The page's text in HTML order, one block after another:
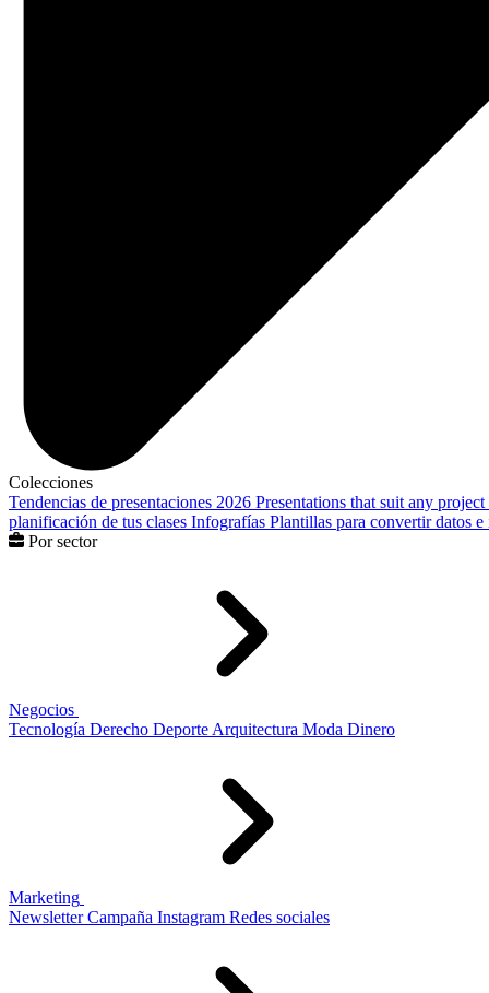
Colecciones
Tendencias de presentaciones 2026 Presentations that suit any project
planificación de tus clases Infografías Plantillas para convertir datos
Por sector
Negocios
Tecnología Derecho Deporte Arquitectura Moda Dinero
Marketing
Newsletter Campaña Instagram Redes sociales